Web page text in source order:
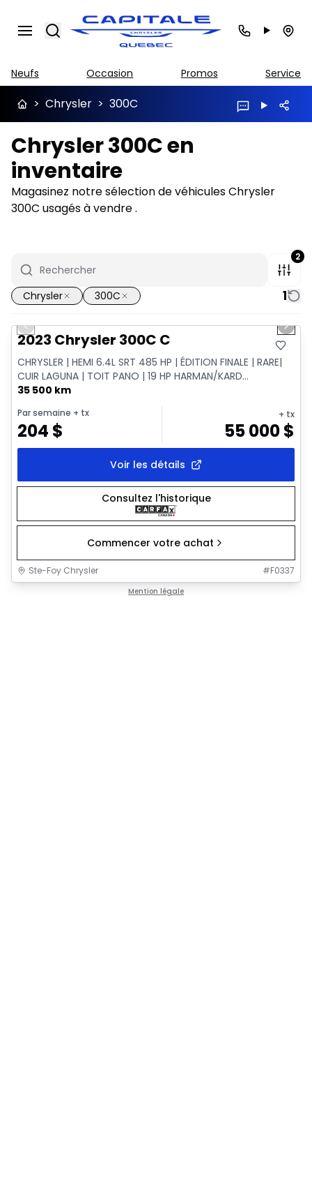
Search
Neufs Occasion Promos Service
> Chrysler > 300C
Chrysler 300C en
inventaire
Magasinez notre sélection de véhicules Chrysler
300C usagés à vendre .
2
Chrysler 300C 1
Très bonne offre
Previous slide Next
2023 Chrysler 300C C
CHRYSLER | HEMI 6.4L SRT 485 HP | ÉDITION FINALE | RARE|
CUIR LAGUNA | TOIT PANO | 19 HP HARMAN/KARD...
35 500 km
Par semaine + tx
204 $
+ tx
55 000$
Voir les détails
Consultez l'historique
Commencer votre achat
Ste-Foy Chrysler #F0337
Mention légale